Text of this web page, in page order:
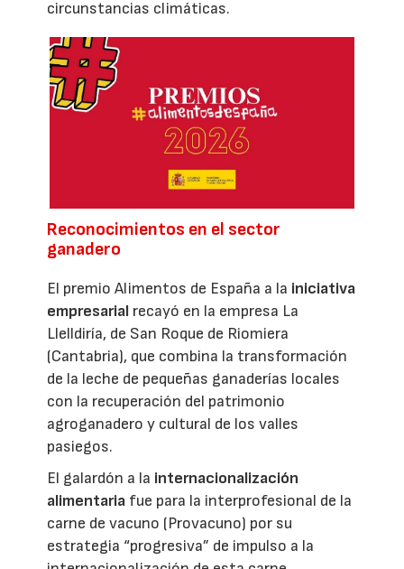
circunstancias climáticas.
Reconocimientos en el sector
ganadero
El premio Alimentos de España a la iniciativa
empresarial recayó en la empresa La
Llelldiría, de San Roque de Riomiera
(Cantabria), que combina la transformación
de la leche de pequeñas ganaderías locales
con la recuperación del patrimonio
agroganadero y cultural de los valles
pasiegos.
El galardón a la internacionalización
alimentaria fue para la interprofesional de la
carne de vacuno (Provacuno) por su
estrategia “progresiva” de impulso a la